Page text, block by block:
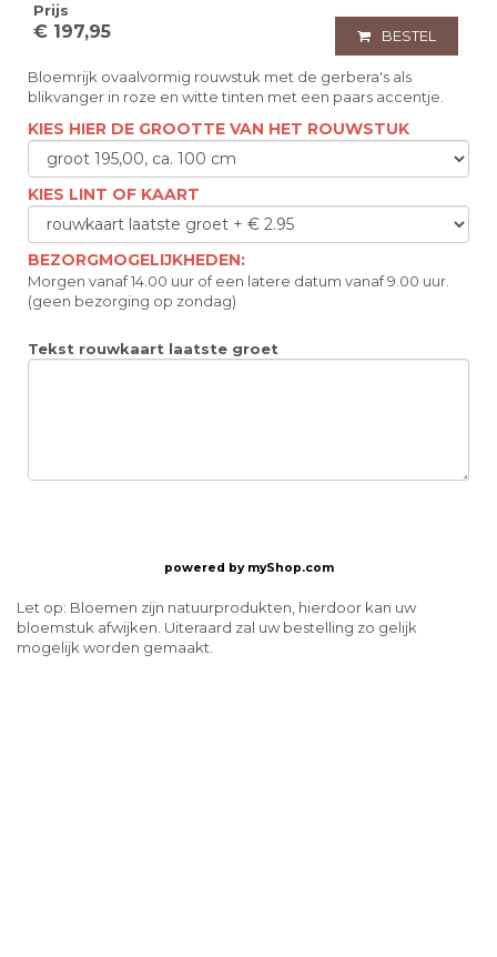
Prijs
€ 197,95 BESTEL
Bloemrijk ovaalvormig rouwstuk met de gerbera's als
blikvanger in roze en witte tinten met een paars accentje.
KIES HIER DE GROOTTE VAN HET ROUWSTUK
KIES LINT OF KAART
BEZORGMOGELIJKHEDEN:
Morgen vanaf 14.00 uur of een latere datum vanaf 9.00 uur.
(geen bezorging op zondag)
Tekst rouwkaart laatste groet
powered by myShop.com
Let op: Bloemen zijn natuurprodukten, hierdoor kan uw
bloemstuk afwijken. Uiteraard zal uw bestelling zo gelijk
mogelijk worden gemaakt.